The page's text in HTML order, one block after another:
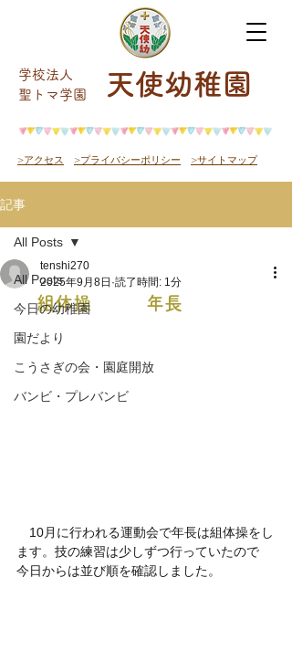
天使幼稚園
学校法人
​聖トマ学園
>アクセス >プライバシーポリシー >サイトマップ
記事
All Posts
今日の幼稚園
園だより
こうさぎの会・園庭開放
バンビ・プレバンビ
All Posts
組体操 年長
tenshi270
2025年9月8日 読了時間: 1分
10月に行われる運動会で年長は組体操をし
ます。技の練習は少しずつ行っていたので
今日からは並び順を確認しました。